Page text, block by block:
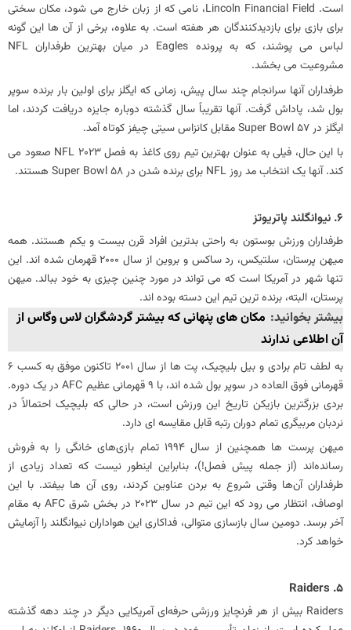
است. Lincoln Financial Field، نامی که از زبان خارج می شود، مکان سختی
برای بازی برای بازدیدکنندگان هر هفته است. به‌ علاوه، برخی از آن‌ ها این‌ گونه
لباس می‌ پوشند، که به پرونده Eagles در میان بهترین طرفداران NFL
مشروعیت می‌ بخشد.
طرفداران آنها سرانجام چند سال پیش، زمانی که ایگلز برای اولین بار برنده سوپر
بول شد، پاداش گرفت. آنها تقریباً سال گذشته دوباره جایزه دریافت کردند، اما
ایگلز در Super Bowl 57 مقابل کانزاس سیتی چیفز کوتاه آمد.
با این حال، فیلی به عنوان بهترین تیم روی کاغذ به فصل NFL 2023 صعود می
کند. آنها یک انتخاب مد روز NFL برای برنده شدن در Super Bowl 58 هستند.
6. نیوانگلند پاتریوتز
طرفداران ورزش بوستون به راحتی بدترین افراد قرن بیست و یکم هستند. همه
میهن پرستان، سلتیکس، رد ساکس و بروین از سال 2000 قهرمان شده اند. این
تنها شهر در آمریکا است که می تواند در مورد چنین چیزی به خود ببالد. میهن
پرستان، البته، برنده ترین تیم این دسته بوده اند.
بیشتر بخوانید: مکان های پنهانی که بیشتر گردشگران لاس وگاس از
آن اطلاعی ندارند
به لطف تام برادی و بیل بلیچیک، پت ها از سال 2001 تاکنون موفق به کسب 6
قهرمانی فوق العاده در سوپر بول شده اند، با 9 قهرمانی عظیم AFC در یک دوره.
بردی بزرگترین بازیکن تاریخ این ورزش است، در حالی که بلیچیک احتمالاً در
نردبان مربیگری تمام دوران رتبه قابل مقایسه ای دارد.
میهن‌ پرست‌ ها همچنین از سال 1994 تمام بازی‌های خانگی را به فروش
رسانده‌اند (از جمله پیش فصل!)، بنابراین اینطور نیست که تعداد زیادی از
طرفداران آن‌ها وقتی شروع به بردن عناوین کردند، روی آن‌ ها بیفتد. با این
اوصاف، انتظار می‌ رود که این تیم در سال 2023 در بخش شرق AFC به مقام
آخر برسد. دومین سال بازسازی متوالی، فداکاری این هواداران نیوانگلند را آزمایش
خواهد کرد.
‏Raiders بیش از هر فرنچایز ورزشی حرفه‌ای آمریکایی دیگر در چند دهه گذشته